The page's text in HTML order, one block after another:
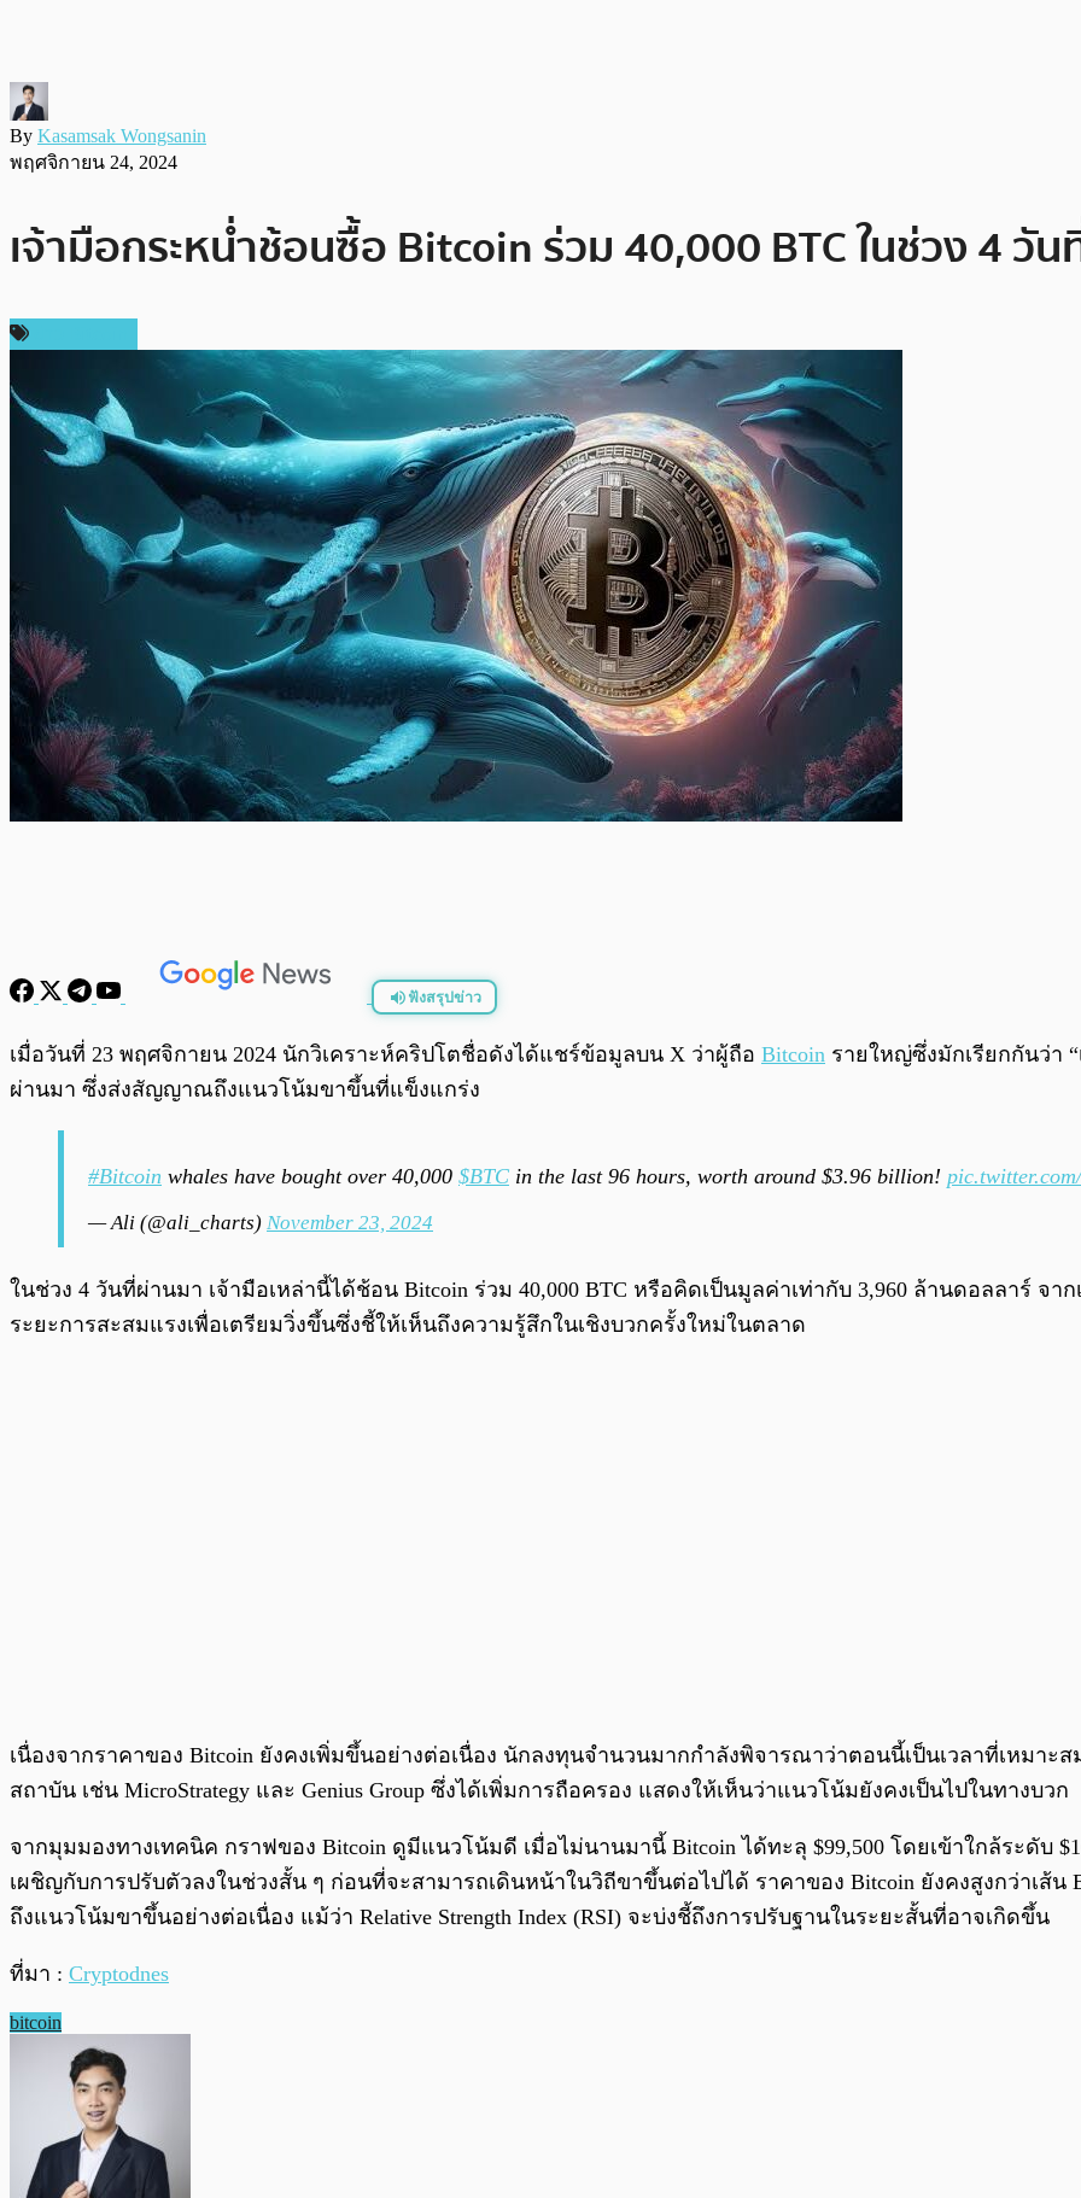
By Kasamsak Wongsanin
พฤศจิกายน 24, 2024
เจ้ามือกระหน่ำช้อนซื้อ Bitcoin ร่วม 40,000 BTC ในช่วง 4 วั
ฟังสรุปข่าว
พร้อมเล่น
เมื่อวันที่ 23 พฤศจิกายน 2024 นักวิเคราะห์คริปโตชื่อดังได้แชร์ข้อมูลบน X ว่าผู้ถือ Bitcoin รายใหญ่ซึ่งมักเรียกกันว่า
ผ่านมา ซึ่งส่งสัญญาณถึงแนวโน้มขาขึ้นที่แข็งแกร่ง
#Bitcoin whales have bought over 40,000 $BTC in the last 96 hours, worth around $3.96 billion!
— Ali (@ali_charts) November 23, 2024
ในช่วง 4 วันที่ผ่านมา เจ้ามือเหล่านี้ได้ช้อน Bitcoin ร่วม 40,000 BTC หรือคิดเป็นมูลค่าเท่ากับ 3,960 ล้านดอลลาร์ จา
ระยะการสะสมแรงเพื่อเตรียมวิ่งขึ้นซึ่งชี้ให้เห็นถึงความรู้สึกในเชิงบวกครั้งใหม่ในตลาด
เนื่องจากราคาของ Bitcoin ยังคงเพิ่มขึ้นอย่างต่อเนื่อง นักลงทุนจำนวนมากกำลังพิจารณาว่าตอนนี้เป็นเวลาที่เหมา
สถาบัน เช่น MicroStrategy และ Genius Group ซึ่งได้เพิ่มการถือครอง แสดงให้เห็นว่าแนวโน้มยังคงเป็นไปในทางบวก
จากมุมมองทางเทคนิค กราฟของ Bitcoin ดูมีแนวโน้มดี เมื่อไม่นานมานี้ Bitcoin ได้ทะลุ $99,500 โดยเข้าใกล้ระดับ
เผชิญกับการปรับตัวลงในช่วงสั้น ๆ ก่อนที่จะสามารถเดินหน้าในวิถีขาขึ้นต่อไปได้ ราคาของ Bitcoin ยังคงสูงกว่าเส้น
ถึงแนวโน้มขาขึ้นอย่างต่อเนื่อง แม้ว่า Relative Strength Index (RSI) จะบ่งชี้ถึงการปรับฐานในระยะสั้นที่อาจเกิดขึ้น
ที่มา : Cryptodnes
bitcoin